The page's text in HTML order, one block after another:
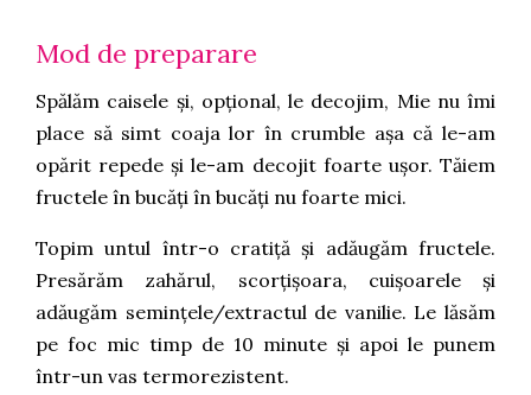
Mod de preparare
Spălăm caisele și, opțional, le decojim, Mie nu îmi
place să simt coaja lor în crumble așa că le-am
opărit repede și le-am decojit foarte ușor. Tăiem
fructele în bucăți în bucăți nu foarte mici.
Topim untul într-o cratiță și adăugăm fructele.
Presărăm zahărul, scorțișoara, cuișoarele și
adăugăm semințele/extractul de vanilie. Le lăsăm
pe foc mic timp de 10 minute și apoi le punem
într-un vas termorezistent.